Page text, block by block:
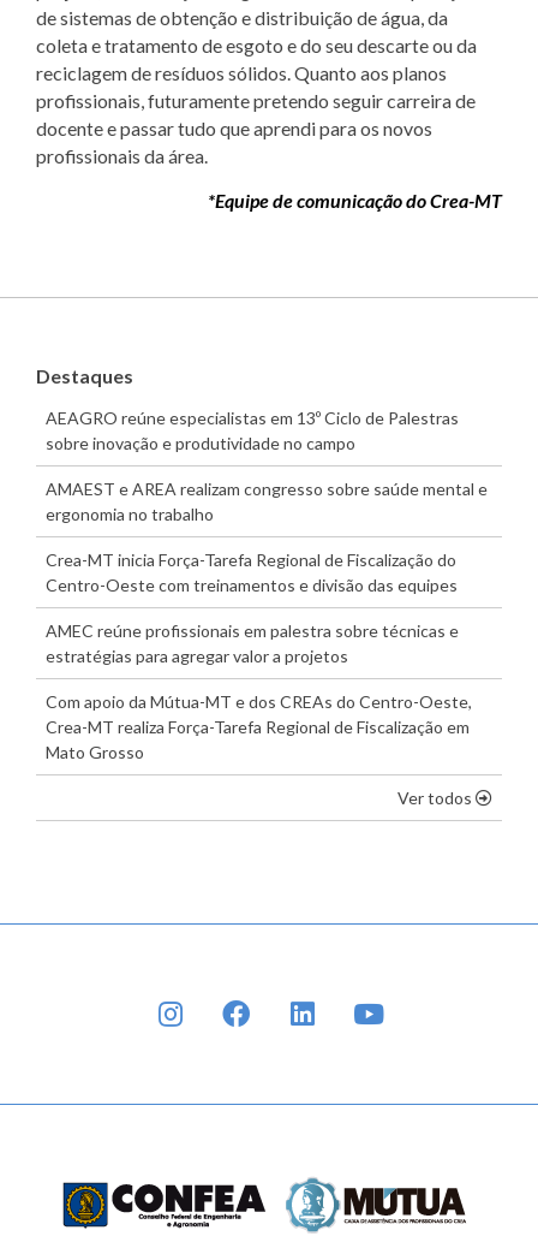
de sistemas de obtenção e distribuição de água, da
coleta e tratamento de esgoto e do seu descarte ou da
reciclagem de resíduos sólidos. Quanto aos planos
profissionais, futuramente pretendo seguir carreira de
docente e passar tudo que aprendi para os novos
profissionais da área.
*Equipe de comunicação do Crea-MT
Destaques
AEAGRO reúne especialistas em 13º Ciclo de Palestras
sobre inovação e produtividade no campo
AMAEST e AREA realizam congresso sobre saúde mental e
ergonomia no trabalho
Crea-MT inicia Força-Tarefa Regional de Fiscalização do
Centro-Oeste com treinamentos e divisão das equipes
AMEC reúne profissionais em palestra sobre técnicas e
estratégias para agregar valor a projetos
Com apoio da Mútua-MT e dos CREAs do Centro-Oeste,
Crea-MT realiza Força-Tarefa Regional de Fiscalização em
Mato Grosso
Ver todos os
INSTAGRAMFACEBOOKLINKEDIN